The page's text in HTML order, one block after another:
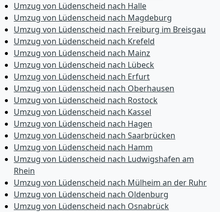
Umzug von Lüdenscheid nach Halle
Umzug von Lüdenscheid nach Magdeburg
Umzug von Lüdenscheid nach Freiburg im Breisgau
Umzug von Lüdenscheid nach Krefeld
Umzug von Lüdenscheid nach Mainz
Umzug von Lüdenscheid nach Lübeck
Umzug von Lüdenscheid nach Erfurt
Umzug von Lüdenscheid nach Oberhausen
Umzug von Lüdenscheid nach Rostock
Umzug von Lüdenscheid nach Kassel
Umzug von Lüdenscheid nach Hagen
Umzug von Lüdenscheid nach Saarbrücken
Umzug von Lüdenscheid nach Hamm
Umzug von Lüdenscheid nach Ludwigshafen am
Rhein
Umzug von Lüdenscheid nach Mülheim an der Ruhr
Umzug von Lüdenscheid nach Oldenburg
Umzug von Lüdenscheid nach Osnabrück